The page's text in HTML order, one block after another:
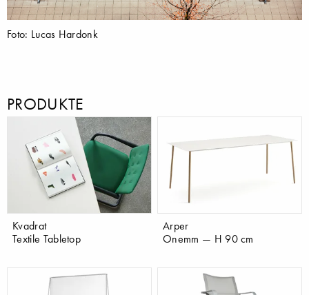
Foto: Lucas Hardonk
PRODUKTE
Kvadrat
Textile Tabletop
Arper
Onemm — H 90 cm